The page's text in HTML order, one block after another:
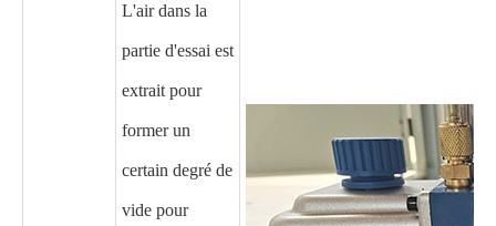
L'air dans la
partie d'essai est
extrait pour
former un
certain degré de
vide pour